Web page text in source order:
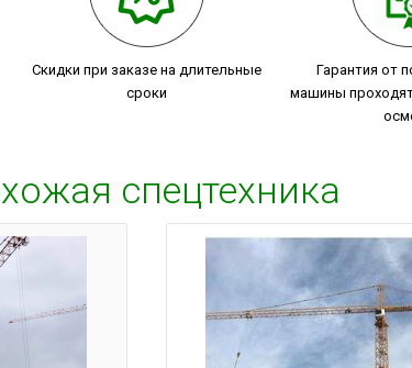
Скидки при заказе на длительные
сроки
Гарантия от
машины
спецтехника